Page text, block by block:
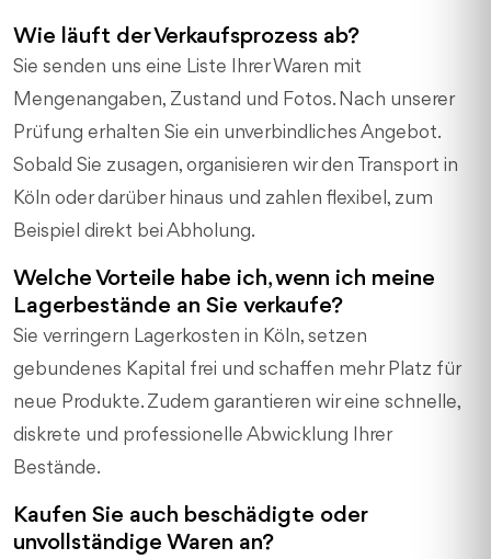
Wie läuft der Verkaufsprozess ab?
Sie senden uns eine Liste Ihrer Waren mit
Mengenangaben, Zustand und Fotos. Nach unserer
Prüfung erhalten Sie ein unverbindliches Angebot.
Sobald Sie zusagen, organisieren wir den Transport in
Köln oder darüber hinaus und zahlen flexibel, zum
Beispiel direkt bei Abholung.
Welche Vorteile habe ich, wenn ich meine
Lagerbestände an Sie verkaufe?
Sie verringern Lagerkosten in Köln, setzen
gebundenes Kapital frei und schaffen mehr Platz für
neue Produkte. Zudem garantieren wir eine schnelle,
diskrete und professionelle Abwicklung Ihrer
Bestände.
Kaufen Sie auch beschädigte oder
unvollständige Waren an?